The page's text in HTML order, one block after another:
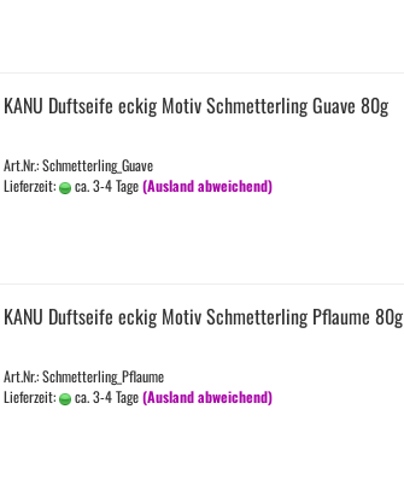
KANU Duft­sei­fe eckig Motiv Schmet­ter­ling Guave 80g
Art.Nr.: Schmetterling_Guave
Lieferzeit:
ca. 3-4 Tage(Ausland abweichend)
KANU Duft­sei­fe eckig Motiv Schmet­ter­ling Pflau­me 80g
Art.Nr.: Schmetterling_Pflaume
Lieferzeit:
ca. 3-4 Tage(Ausland abweichend)